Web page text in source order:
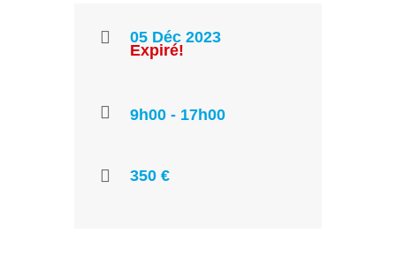
05 Déc 2023
Expiré!
9h00 - 17h00
350 €